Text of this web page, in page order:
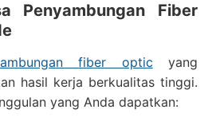
Penyambungan Fiber
fiber optic yang
hasil kerja berkualitas tinggi.
yang Anda dapatkan: